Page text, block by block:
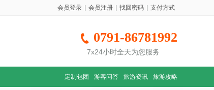
会员登录 会员注册 找回密码 支付方式
0791-86781992
7x24小时全天为您服务
定制包团 游客问答 旅游资讯 旅游攻略